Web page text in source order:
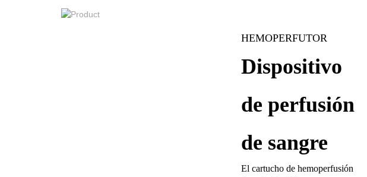
HEMOPERFUTOR
Dispositivo
de perfusión
de sangre
El cartucho de hemoperfusión